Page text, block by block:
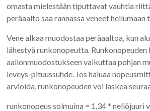
omasta mielestään tiputtavat vauhtia
peräaalto saa rannassa veneet heilumaan
Vene alkaa muodostaa peräaaltoa, kun
lähestyä runkonopeutta. Runkonopeuden
aallonmuodostukseen vaikuttaa pohjan
leveys-pituussuhde. Jos haluaa
arvioida, runkonopeuden voi laskea
runkonopeus solmuina = 1,34 * neliöjuuri